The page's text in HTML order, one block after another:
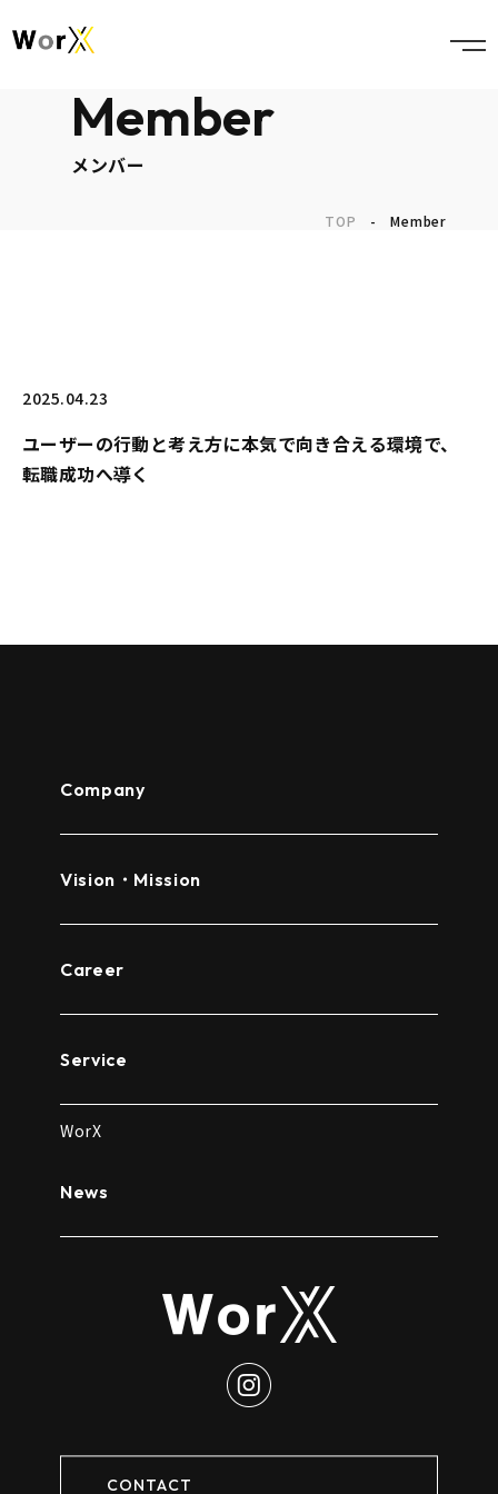
Member
メンバー
TOP - Member
2025.04.23
ユーザーの行動と考え方に本気で向き合える環境で、
転職成功へ導く
CONTACT
Company
Vision・Mission
Career
Service
WorX
News